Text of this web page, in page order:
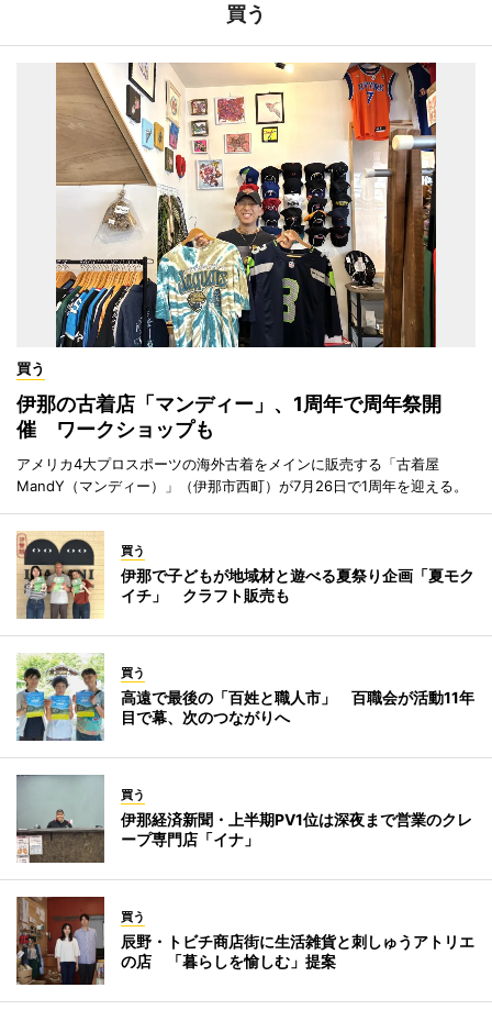
買う
買う
伊那の古着店「マンディー」、1周年で周年祭開
催 ワークショップも
アメリカ4大プロスポーツの海外古着をメインに販売する「古着屋
MandY（マンディー）」（伊那市西町）が7月26日で1周年を迎える。
買う
伊那で子どもが地域材と遊べる夏祭り企画「夏モク
イチ」 クラフト販売も
買う
高遠で最後の「百姓と職人市」 百職会が活動11年
目で幕、次のつながりへ
買う
伊那経済新聞・上半期PV1位は深夜まで営業のクレ
ープ専門店「イナ」
買う
辰野・トビチ商店街に生活雑貨と刺しゅうアトリエ
の店 「暮らしを愉しむ」提案